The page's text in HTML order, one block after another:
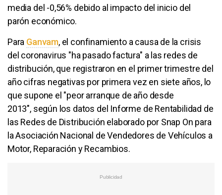
media del -0,56% debido al impacto del inicio del
parón económico.
Para Ganvam, el confinamiento a causa de la crisis
del coronavirus "ha pasado factura" a las redes de
distribución, que registraron en el primer trimestre del
año cifras negativas por primera vez en siete años, lo
que supone el "peor arranque de año desde
2013", según los datos del Informe de Rentabilidad de
las Redes de Distribución elaborado por Snap On para
la Asociación Nacional de Vendedores de Vehículos a
Motor, Reparación y Recambios.